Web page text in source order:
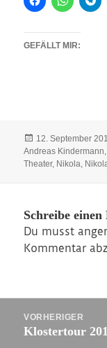
GEFÄLLT MIR:
Veröffentlicht
am
12. September
Andreas Kindermann,
Theater, Nikola,
Schreibe
Du musst
Kommentar
VORHERIGER
Vorheriger
Klostertour